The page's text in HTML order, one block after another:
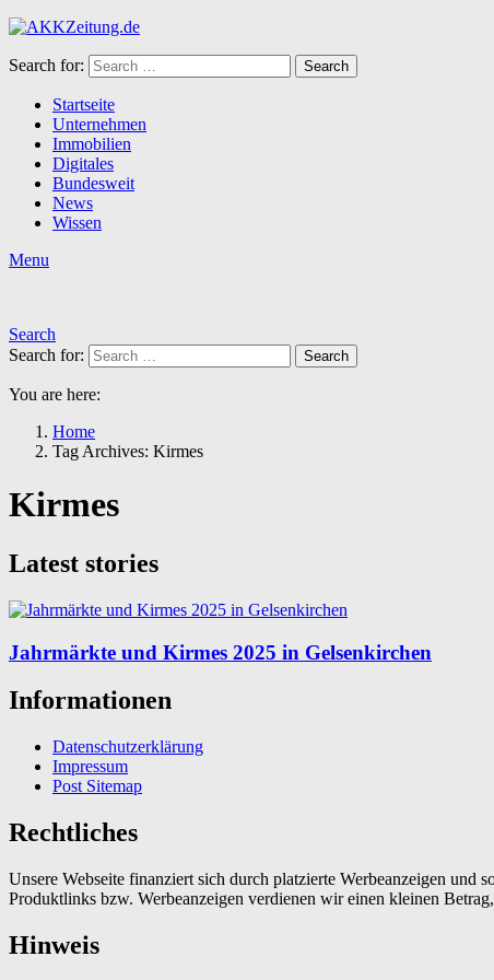
Search for: Search
Startseite
Unternehmen
Immobilien
Digitales
Bundesweit
News
Wissen
Menu
Search
Search for:
Search
You are here:
Home
Tag Archives: Kirmes
Kirmes
Latest stories
Jahrmärkte und Kirmes 2025 in Gelsenkirchen
Informationen
Datenschutzerklärung
Impressum
Post Sitemap
Rechtliches
Unsere Webseite finanziert sich durch platzierte Werbeanzeigen
Produktlinks bzw. Werbeanzeigen verdienen wir einen kleinen
Hinweis